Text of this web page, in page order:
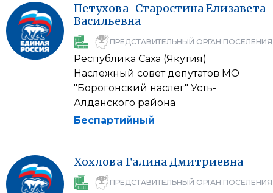
Петухова-СтаростинаЕлизавета
Васильевна
ПРЕДСТАВИТЕЛЬНЫЙ ОРГАН ПОСЕЛЕНИЯ
Республика Саха (Якутия)
Наслежный совет депутатов МО
"Борогонский наслег" Усть-
Алданского района
Беспартийный
Хохлова ГалинаДмитриевна
ПРЕДСТАВИТЕЛЬНЫЙ ОРГАН ПОСЕЛЕНИЯ